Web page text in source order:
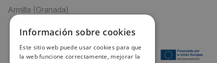
Armilla (Granada)
Información sobre cookies
Este sitio web puede usar cookies para que
la web funcione correctamente, mejorar la